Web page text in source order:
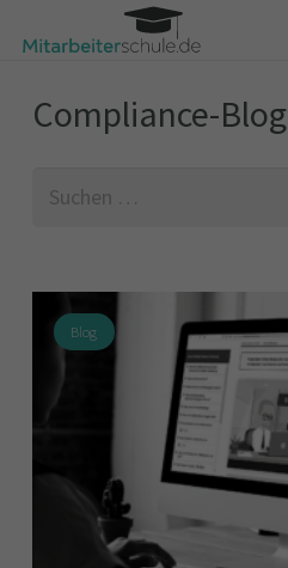
Compliance-Blog
nach:
Blog